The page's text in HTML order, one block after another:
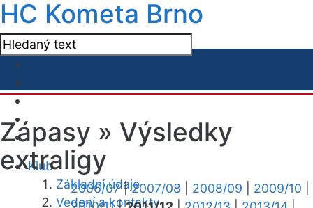
HC Kometa Brno
Klub
Základní údaje
Vedení a kontakty
Zápasy » Výsledky
extraligy
2006/07|2007/08 2008/09 2009/10